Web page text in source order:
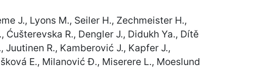
J., Lyons M., Seiler H., Zechmeister H.,
R., Dengler J., Didukh Ya., Dítě
Juutinen R., Kamberović J., Kapfer J.,
E., Milanović Đ., Miserere L., Moeslund